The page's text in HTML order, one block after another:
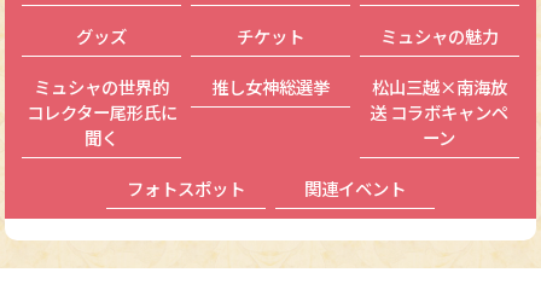
グッズ
チケット
ミュシャの魅力
ミュシャの世界的
コレクター尾形氏に
聞く
推し女神総選挙
松山三越×南海放
送 コラボキャンペ
ーン
フォトスポット
関連イベント